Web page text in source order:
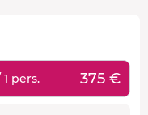
pers. 375 €